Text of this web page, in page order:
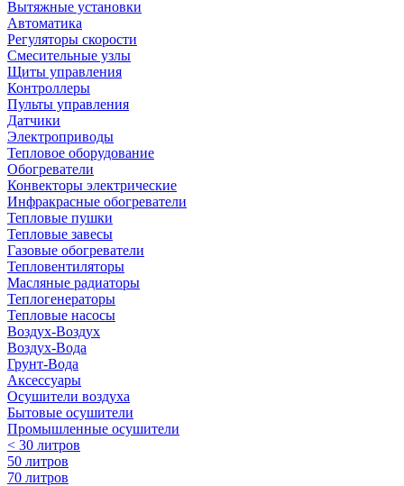
Вытяжные установки
Автоматика
Регуляторы скорости
Смесительные узлы
Щиты управления
Контроллеры
Пульты управления
Датчики
Электроприводы
Тепловое оборудование
Обогреватели
Конвекторы электрические
Инфракрасные обогреватели
Тепловые пушки
Тепловые завесы
Газовые обогреватели
Тепловентиляторы
Масляные радиаторы
Теплогенераторы
Тепловые насосы
Воздух-Воздух
Воздух-Вода
Грунт-Вода
Аксессуары
Осушители воздуха
Бытовые осушители
Промышленные осушители
< 30 литров
50 литров
70 литров